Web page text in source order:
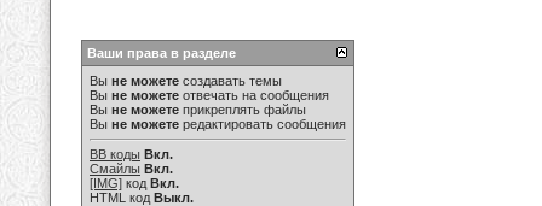
Ваши права в разделе
Вы не можете создавать темы
Вы не можете отвечать на сообщения
Вы не можете прикреплять файлы
Вы не можете редактировать сообщения
BB коды Вкл.
Смайлы Вкл.
[IMG] код Вкл.
HTML код Выкл.